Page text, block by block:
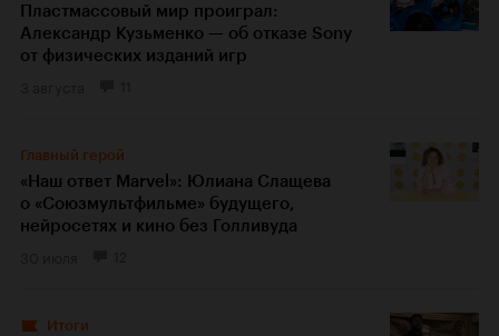
Пластмассовый мир проиграл:
Александр Кузьменко — об отказе Sony
от физических изданий игр
Главный герой
«Наш ответ Marvel»: Юлиана Слащева
о «Союзмультфильме» будущего,
нейросетях и кино без Голливуда
Итоги